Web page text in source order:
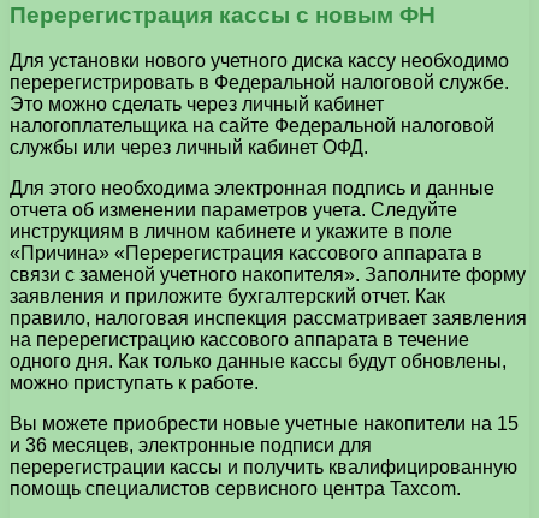
Перерегистрация кассы с новым ФН
Для установки нового учетного диска кассу необходимо
перерегистрировать в Федеральной налоговой службе.
Это можно сделать через личный кабинет
налогоплательщика на сайте Федеральной налоговой
службы или через личный кабинет ОФД.
Для этого необходима электронная подпись и данные
отчета об изменении параметров учета. Следуйте
инструкциям в личном кабинете и укажите в поле
«Причина» «Перерегистрация кассового аппарата в
связи с заменой учетного накопителя». Заполните форму
заявления и приложите бухгалтерский отчет. Как
правило, налоговая инспекция рассматривает заявления
на перерегистрацию кассового аппарата в течение
одного дня. Как только данные кассы будут обновлены,
можно приступать к работе.
Вы можете приобрести новые учетные накопители на 15
и 36 месяцев, электронные подписи для
перерегистрации кассы и получить квалифицированную
помощь специалистов сервисного центра Taxcom.